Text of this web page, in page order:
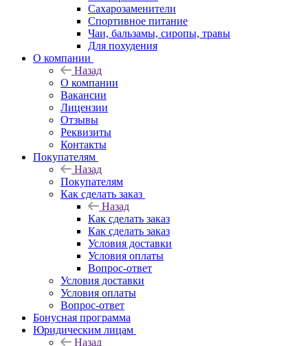
Сахарозаменители
Спортивное питание
Чаи, бальзамы, сиропы, травы
Для похудения
О компании
Назад
О компании
Вакансии
Лицензии
Отзывы
Реквизиты
Контакты
Покупателям
Назад
Покупателям
Как сделать заказ
Назад
Как сделать заказ
Как сделать заказ
Условия доставки
Условия оплаты
Вопрос-ответ
Условия доставки
Условия оплаты
Вопрос-ответ
Бонусная программа
Юридическим лицам
Назад